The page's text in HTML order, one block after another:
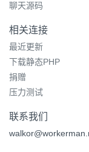
聊天源码
相关连接
最近更新
下载静态PHP
捐赠
压力测试
联系我们